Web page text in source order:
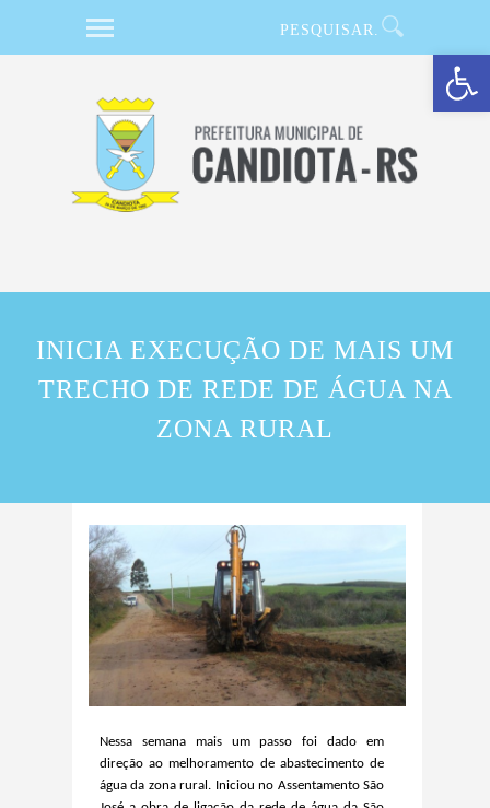
Barra de Ferramentas Aberta
INICIA EXECUÇÃO DE MAIS UM
TRECHO DE REDE DE ÁGUA NA
ZONA RURAL
Nessa semana mais um passo foi dado em
direção ao melhoramento de abastecimento de
água da zona rural. Iniciou no Assentamento São